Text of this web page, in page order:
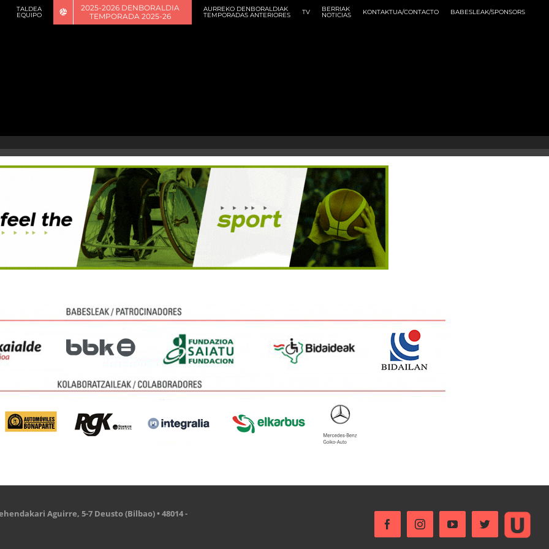
TALDEA
EQUIPO
2025-2026 DENBORALDIA
TEMPORADA 2025-26
AURREKO DENBORALDIAK
TEMPORADAS ANTERIORES TV BERRIAK
NOTICIAS KONTAKTUA/CONTACTO BABESLEAK/SPONSORS
Aguirre, 5-7 Deusto (Bilbao) • 48014 -
FacebookInstagramYouTubeTwitter
Ustream